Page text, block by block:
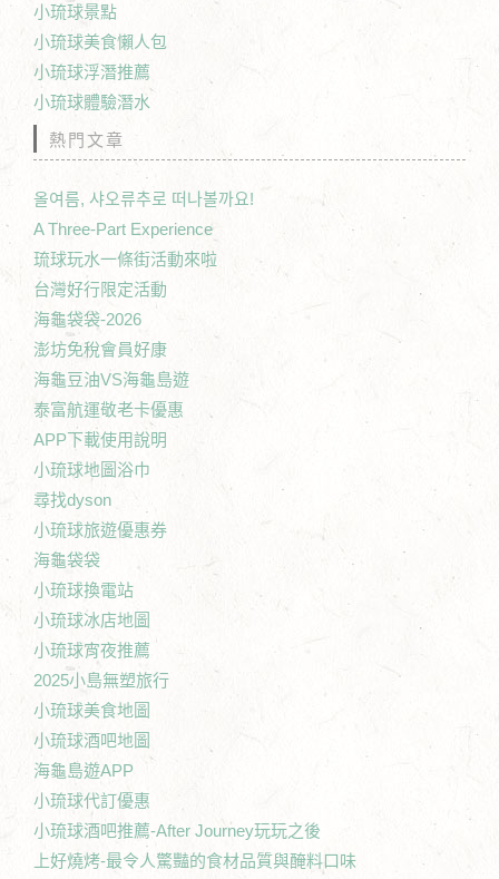
小琉球景點
小琉球美食懶人包
小琉球浮潛推薦
小琉球體驗潛水
熱門文章
올여름, 샤오류추로 떠나볼까요!
A Three-Part Experience
琉球玩水一條街活動來啦
台灣好行限定活動
海龜袋袋-2026
澎坊免稅會員好康
海龜豆油VS海龜島遊
泰富航運敬老卡優惠
APP下載使用說明
小琉球地圖浴巾
尋找dyson
小琉球旅遊優惠券
海龜袋袋
小琉球換電站
小琉球冰店地圖
小琉球宵夜推薦
2025小島無塑旅行
小琉球美食地圖
小琉球酒吧地圖
海龜島遊APP
小琉球代訂優惠
小琉球酒吧推薦-After Journey玩玩之後
上好燒烤-最令人驚豔的食材品質與醃料口味